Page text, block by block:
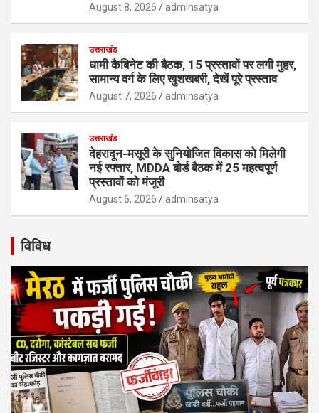
August 8, 2026 adminsatya
उत्तराखंड
धामी कैबिनेट की बैठक, 15 प्रस्तावों पर लगी मुहर,
सामान्य वर्ग के लिए खुशखबरी, देखें पूरे प्रस्ताव
August 7, 2026 adminsatya
उत्तराखंड
देहरादून-मसूरी के सुनियोजित विकास को मिलेगी
नई रफ्तार, MDDA बोर्ड बैठक में 25 महत्वपूर्ण
प्रस्तावों को मंजूरी
August 6, 2026 adminsatya
विविध